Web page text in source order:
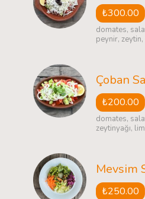
₺300.00
domates,
peynir, zeytin,
Çoban
₺200.00
domates,
zeytinyağı,
Mevsim
₺250.00